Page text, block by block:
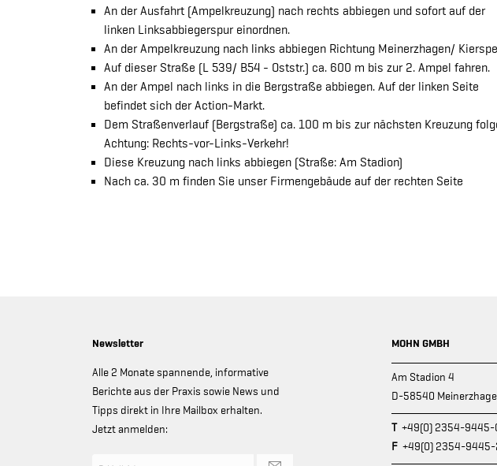
An der Ausfahrt (Ampelkreuzung) nach rechts abbiegen und sofort auf der
linken Linksabbiegerspur einordnen.
An der Ampelkreuzung nach links abbiegen Richtung Meinerzhagen/ Kierspe
Auf dieser Straße (L 539/ B54 - Oststr.) ca. 600 m bis zur 2. Ampel fahren.
An der Ampel nach links in die Bergstraße abbiegen. Auf der linken Seite
befindet sich der Action-Markt.
Dem Straßenverlauf (Bergstraße) ca. 100 m bis zur nächsten Kreuzung
Achtung: Rechts-vor-Links-Verkehr!
Diese Kreuzung nach links abbiegen (Straße: Am Stadion)
Nach ca. 30 m finden Sie unser Firmengebäude auf der rechten Seite
Newsletter
Alle 2 Monate spannende, informative
Berichte aus der Praxis sowie News und
Tipps direkt in Ihre Mailbox erhalten.
Jetzt anmelden:
MOHN GMBH
Am Stadion 4
D-58540
T+49(0) 2354-9445-
F +49(0) 2354-